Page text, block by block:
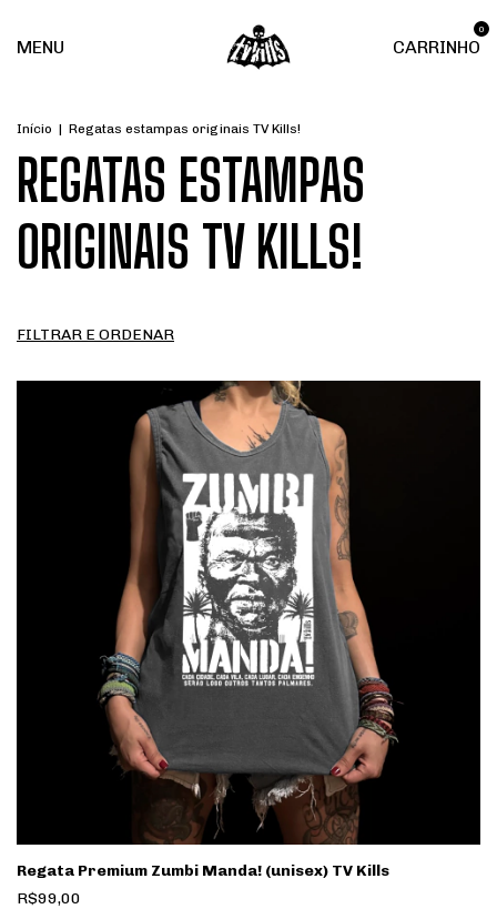
MENU CARRINHO
0
Início | Regatas estampas originais TV Kills!
REGATAS ESTAMPAS
ORIGINAIS TV KILLS!
FILTRAR E ORDENAR
Regata Premium Zumbi Manda! (unisex) TV Kills
R$99,00